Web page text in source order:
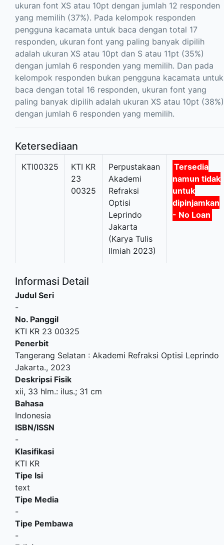
ukuran font XS atau 10pt dengan jumlah 12 responden
yang memilih (37%). Pada kelompok responden
pengguna kacamata untuk baca dengan total 17
responden, ukuran font yang paling banyak dipilih
adalah ukuran XS atau 10pt dan S atau 11pt (35%)
dengan jumlah 6 responden yang memilih. Dan pada
kelompok responden bukan pengguna kacamata untuk
baca dengan total 16 responden, ukuran font yang
paling banyak dipilih adalah ukuran XS atau 10pt (38%)
dengan jumlah 6 responden yang memilih.
Ketersediaan
KTI00325
KTI KR
23
00325
Perpustakaan
Akademi
Refraksi
Optisi
Leprindo
Jakarta
(Karya Tulis
Ilmiah 2023)
Tersedia
namun tidak
untuk
dipinjamkan
- No Loan
Informasi Detail
Judul Seri
-
No. Panggil
KTI KR 23 00325
Penerbit
Tangerang Selatan : Akademi Refraksi Optisi Leprindo
Jakarta., 2023
Deskripsi Fisik
xii, 33 hlm.: ilus.; 31 cm
Bahasa
Indonesia
ISBN/ISSN
-
Klasifikasi
KTI KR
Tipe Isi
text
Tipe Media
-
Tipe Pembawa
-